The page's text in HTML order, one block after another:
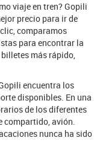
viaje en tren? Gopili
precio para ir de
comparamos
para encontrar la
más rápido,
encuentra los
disponibles. En una
de los diferentes
compartido, avión.
nunca ha sido